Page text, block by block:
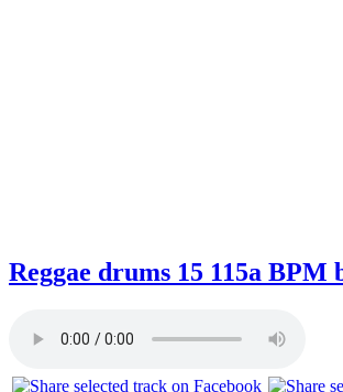
Reggae drums 15 115a